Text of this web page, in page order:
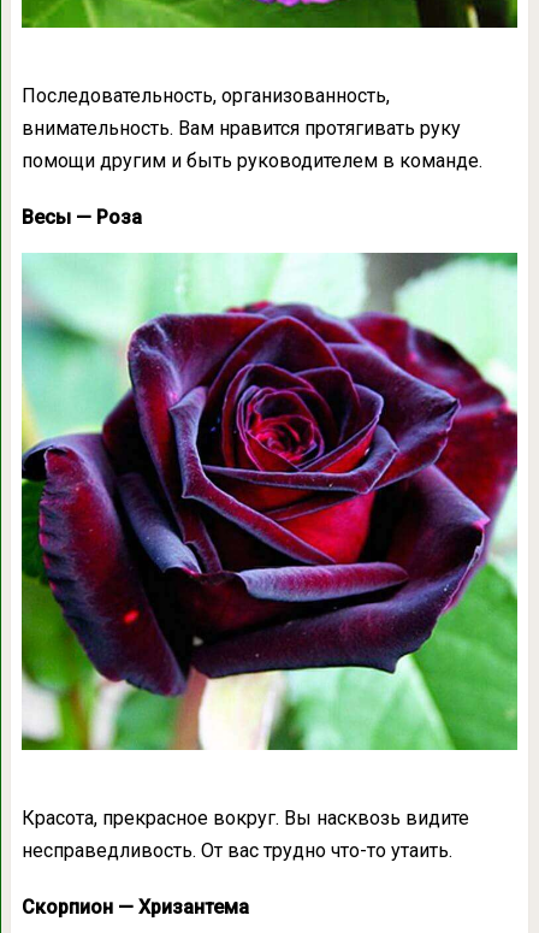
Последовательность, организованность,
внимательность. Вам нравится протягивать руку
помощи другим и быть руководителем в команде.
Весы — Роза
Красота, прекрасное вокруг. Вы насквозь видите
несправедливость. От вас трудно что-то утаить.
Скорпион — Хризантема